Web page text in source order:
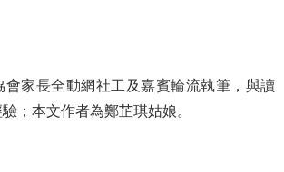
會家長全動網社工及嘉賓輪流執筆，與讀
；本文作者為鄭芷琪姑娘。